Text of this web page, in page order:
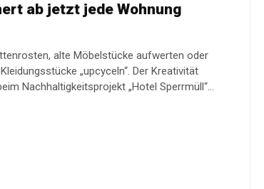
ab jetzt jede Wohnung
alte Möbelstücke aufwerten oder
„upcyceln“. Der Kreativität
Nachhaltigkeitsprojekt „Hotel Sperrmüll“...